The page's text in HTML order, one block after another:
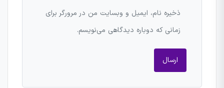
ذخیره نام، ایمیل و وبسایت من در مرورگر برای
زمانی که دوباره دیدگاهی می‌نویسم.